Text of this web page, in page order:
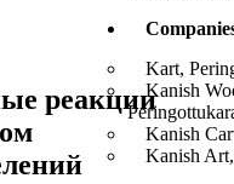
Kart,
Kanish
Kanish
Kanish
реакции